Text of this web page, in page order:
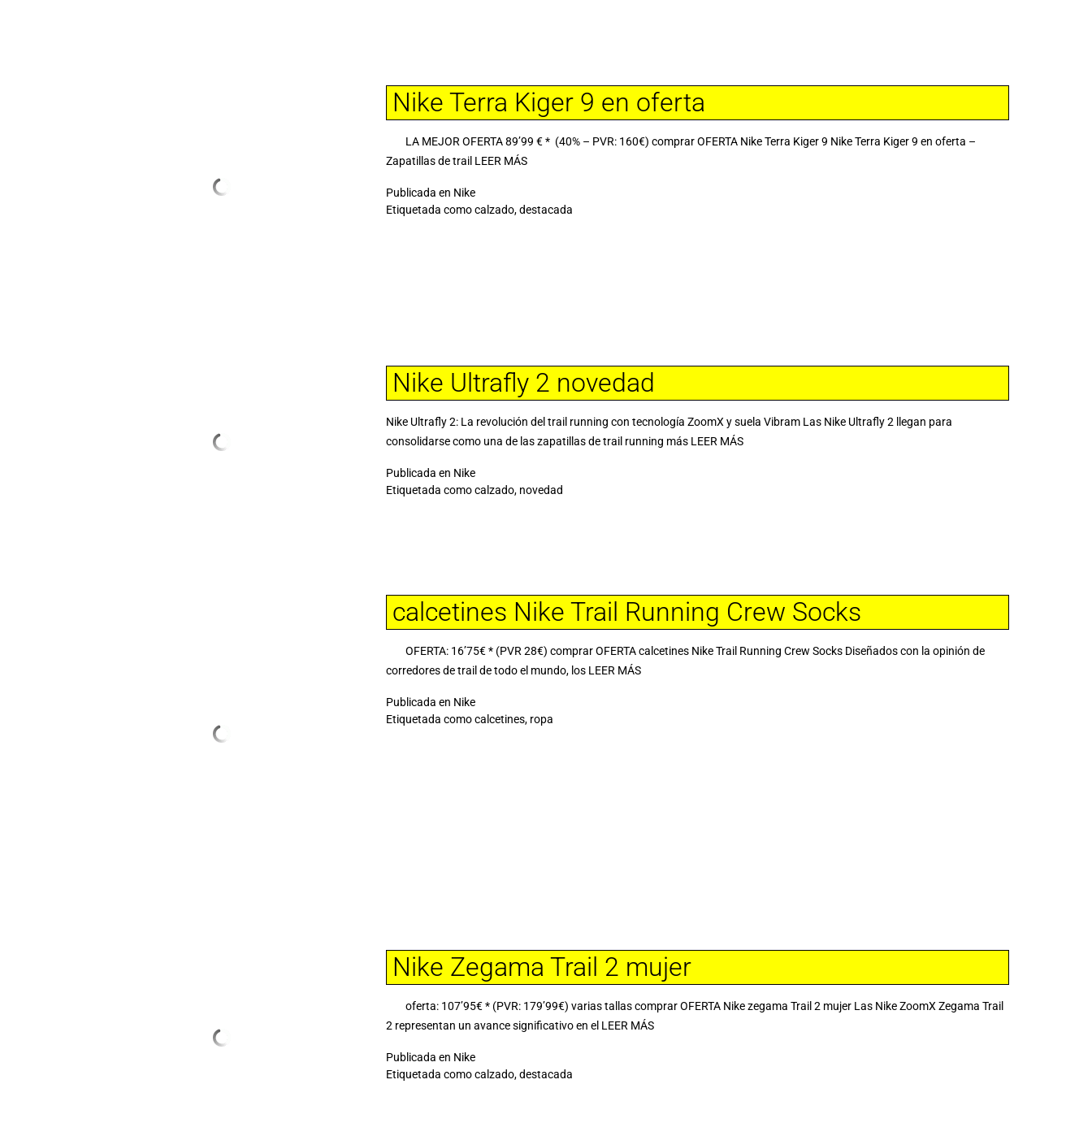
Nike Terra Kiger 9 en oferta
LA MEJOR OFERTA 89’99 € * (40% – PVR: 160€) comprar OFERTA Nike Terra Kiger 9 Nike Terra Kiger 9 en oferta –
Zapatillas de trail LEER MÁS
Publicada en Nike
Etiquetada comocalzado,destacada
Nike Ultrafly 2 novedad
Nike Ultrafly 2: La revolución del trail running con tecnología ZoomX y suela Vibram Las Nike Ultrafly 2 llegan para
consolidarse como una de las zapatillas de trail running más LEER MÁS
Publicada en Nike
Etiquetada comocalzado, novedad
calcetines Nike Trail Running Crew Socks
OFERTA: 16’75€ * (PVR 28€) comprar OFERTA calcetines Nike Trail Running Crew Socks Diseñados con la opinión de
corredores de trail de todo el mundo, los LEER MÁS
Publicada en Nike
Etiquetada comocalcetines, ropa
Nike Zegama Trail 2 mujer
oferta: 107’95€ * (PVR: 179’99€) varias tallas comprar OFERTA Nike zegama Trail 2 mujer Las Nike ZoomX Zegama Trail
2 representan un avance significativo en el LEER MÁS
Publicada en Nike
Etiquetada comocalzado,destacada